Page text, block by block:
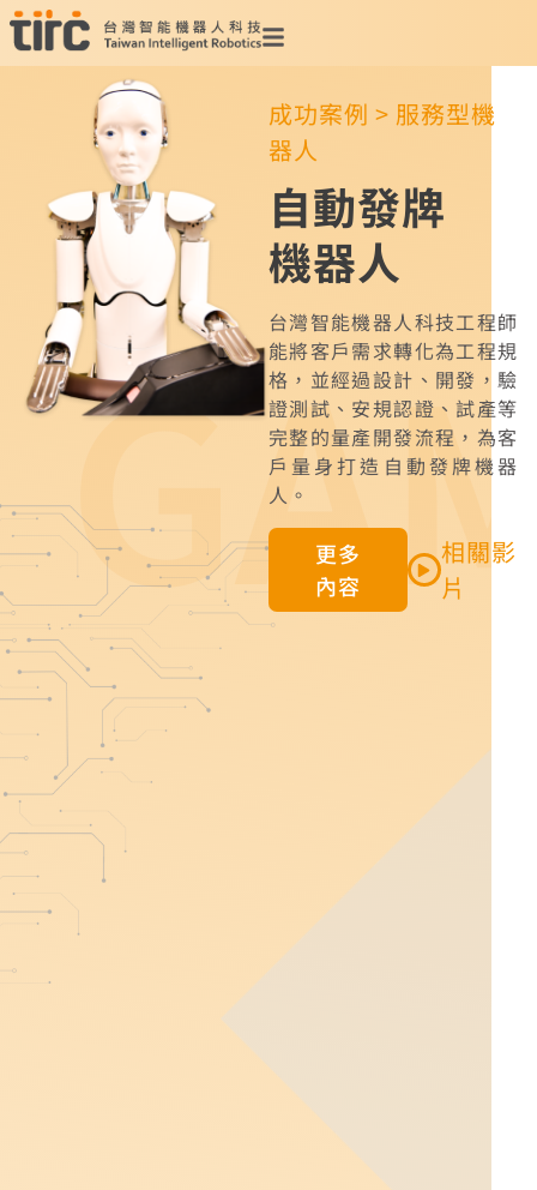
成功案例 > 服務型機
器人
自動發牌
機器人
台灣智能機器人科技工程師
能將客戶需求轉化為工程規
格，並經過設計、開發，驗
證測試、安規認證、試產等
完整的量產開發流程，為客
戶量身打造自動發牌機器
人。
更多
內容
相關影
片